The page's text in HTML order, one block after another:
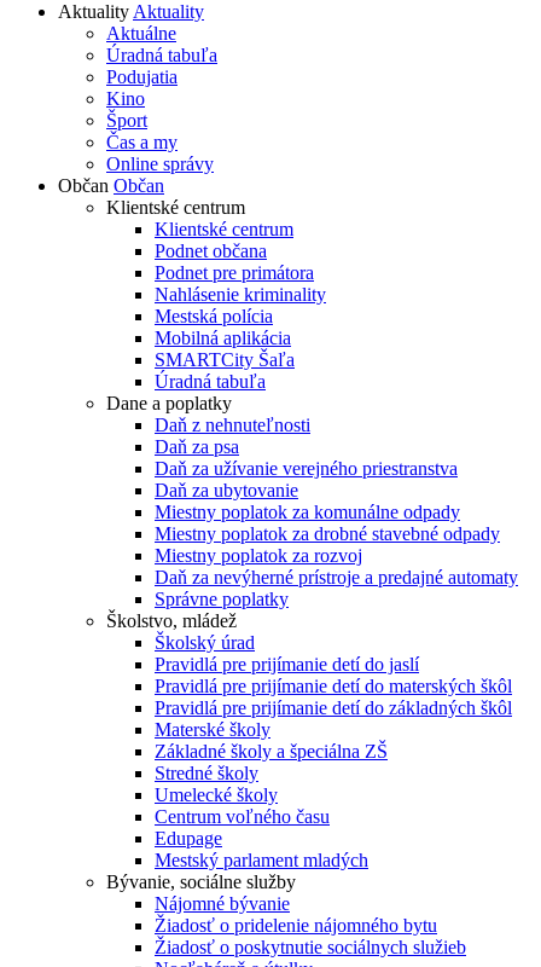
AktualityAktuality
Aktuálne
Úradná tabuľa
Podujatia
Kino
Šport
Čas a my
Online správy
Občan Občan
Klientské centrum
Klientské centrum
Podnet občana
Podnet pre primátora
Nahlásenie kriminality
Mestská polícia
Mobilná aplikácia
SMARTCity Šaľa
Úradná tabuľa
Dane a poplatky
Daň z nehnuteľnosti
Daň za psa
Daň za užívanie verejného priestranstva
Daň za ubytovanie
Miestny poplatok za komunálne odpady
Miestny poplatok za drobné stavebné odpady
Miestny poplatok za rozvoj
Daň za nevýherné prístroje a predajné automaty
Správne poplatky
Školstvo, mládež
Školský úrad
Pravidlá pre prijímanie detí do jaslí
Pravidlá pre prijímanie detí do materských škôl
Pravidlá pre prijímanie detí do základných škôl
Materské školy
Základné školy a špeciálna ZŠ
Stredné školy
Umelecké školy
Centrum voľného času
Edupage
Mestský parlament mladých
Bývanie, sociálne služby
Nájomné bývanie
Žiadosť o pridelenie nájomného bytu
Žiadosť o poskytnutie sociálnych služieb